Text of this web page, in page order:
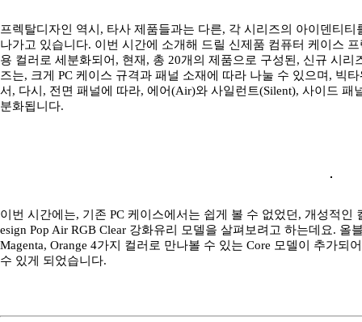
프렉탈디자인 역시, 타사 제품들과는 다른, 각 시리즈의 아이덴티
나가고 있습니다. 이번 시간에 소개해 드릴 신제품 컴퓨터 케이스
용 컬러로 세분화되어, 현재, 총 20개의 제품으로 구성된, 신규 시리
즈는, 크게 PC 케이스 규격과 패널 소재에 따라 나눌 수 있으며, 빅
서, 다시, 전면 패널에 따라, 에어(Air)와 사일런트(Silent), 사이드 패
분화됩니다.
이번 시간에는, 기존 PC 케이스에서는 쉽게 볼 수 없었던, 개성적
esign Pop Air RGB Clear 강화유리 모델을 살펴보려고 하는데요. 올
Magenta, Orange 4가지 컬러로 만나볼 수 있는 Core 모델이 추가
수 있게 되었습니다.